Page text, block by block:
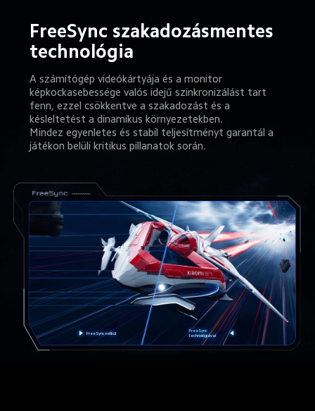
FreeSync szakadozásmentes
technológia
A számítógép videókártyája és a monitor
képkockasebessége valós idejű szinkronizálást tart
fenn, ezzel csökkentve a szakadozást és a
késleltetést a dinamikus környezetekben.
Mindez egyenletes és stabil teljesítményt garantál a
játékon belüli kritikus pillanatok során.
FreeSync nélkül
FreeSync
technológiával